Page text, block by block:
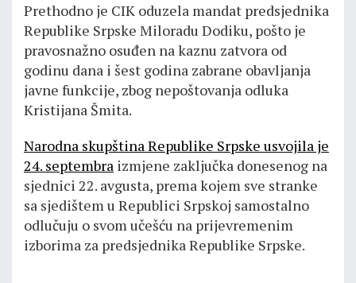
Prethodno je CIK oduzela mandat predsjednika
Republike Srpske Miloradu Dodiku, pošto je
pravosnažno osuđen na kaznu zatvora od
godinu dana i šest godina zabrane obavljanja
javne funkcije, zbog nepoštovanja odluka
Kristijana Šmita.
Narodna skupština Republike Srpske usvojila je
24. septembra izmjene zaključka donesenog na
sjednici 22. avgusta, prema kojem sve stranke
sa sjedištem u Republici Srpskoj samostalno
odlučuju o svom učešću na prijevremenim
izborima za predsjednika Republike Srpske.